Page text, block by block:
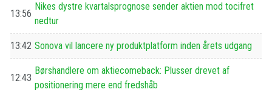
13:56
Nikes dystre kvartalsprognose sender aktien mod tocifret
nedtur
13:42 Sonova vil lancere ny produktplatform inden årets udgang
12:43
Børshandlere om aktiecomeback: Plusser drevet af
positionering mere end fredshåb